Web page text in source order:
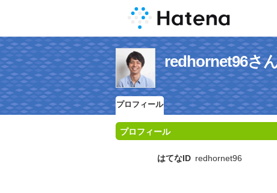
redhornet96さ
プロフィール
プロフィール
はてなID redhornet96